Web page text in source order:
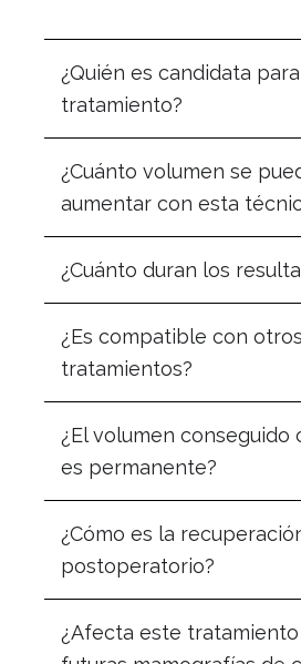
¿Quién es candidata
tratamiento?
¿Cuánto volumen se
aumentar con esta
¿Cuánto duran los
¿Es compatible con otros
tratamientos?
¿El volumen conseguido
es permanente?
¿Cómo es la
postoperatorio?
¿Afecta este tratamiento